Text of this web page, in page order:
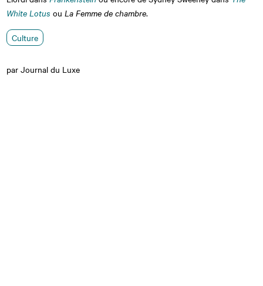
White Lotus ouLa Femme de chambre.
Culture
par Journal du Luxe